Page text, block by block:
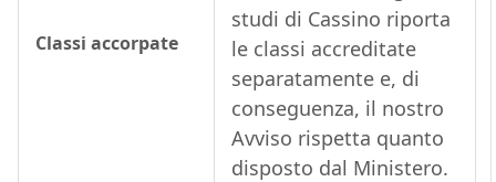
Classi accorpate
studi di Cassino riporta
le classi accreditate
separatamente e, di
conseguenza, il nostro
Avviso rispetta quanto
disposto dal Ministero.